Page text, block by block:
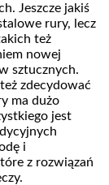
Jeszcze jakiś
rury, lecz
też
nowej
sztucznych.
zdecydować
ma dużo
jest
i
z rozwiązań